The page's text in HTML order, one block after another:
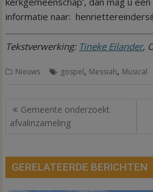
informatie naar:
Tekstverwerking: Tineke Eilander,
Nieuws gospel, Messiah, Musical
Bericht
navigatie
Gemeente onderzoekt
afvalinzameling
GERELATEERDE BERICHTEN